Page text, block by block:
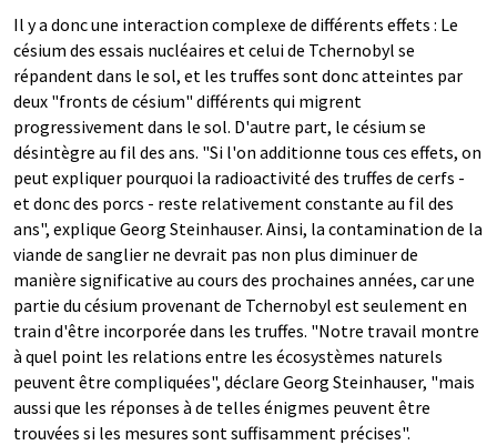
Il y a donc une interaction complexe de différents effets : Le
césium des essais nucléaires et celui de Tchernobyl se
répandent dans le sol, et les truffes sont donc atteintes par
deux "fronts de césium" différents qui migrent
progressivement dans le sol. D'autre part, le césium se
désintègre au fil des ans. "Si l'on additionne tous ces effets, on
peut expliquer pourquoi la radioactivité des truffes de cerfs -
et donc des porcs - reste relativement constante au fil des
ans", explique Georg Steinhauser. Ainsi, la contamination de la
viande de sanglier ne devrait pas non plus diminuer de
manière significative au cours des prochaines années, car une
partie du césium provenant de Tchernobyl est seulement en
train d'être incorporée dans les truffes. "Notre travail montre
à quel point les relations entre les écosystèmes naturels
peuvent être compliquées", déclare Georg Steinhauser, "mais
aussi que les réponses à de telles énigmes peuvent être
trouvées si les mesures sont suffisamment précises".